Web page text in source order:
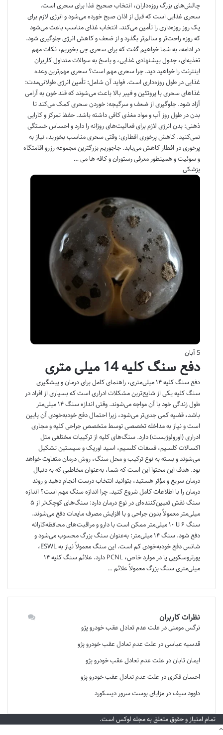
چالش‌های بزرگ روزه‌داران، انتخاب صحیح غذا برای سحری است.
سحری غذایی است که قبل از اذان صبح خورده می‌شود و انرژی لازم برای
یک روز روزه‌داری را تأمین می‌کند. انتخاب غذای مناسب باعث می‌شود
که روزه راحت‌تر و سالم‌تر بگذرد و از ضعف و کاهش انرژی جلوگیری شود.
در ادامه، به شما خواهیم گفت که برای سحری چی بخوریم، نکات مهم
تغذیه‌ای، جدول پیشنهادی غذایی، و پاسخ به سوالات متداول کاربران
اینترنت را خواهید دید. چرا سحری مهم است؟ سحری مهم‌ترین وعده
غذایی در طول روزه‌داری است. فواید آن شامل: تأمین انرژی طولانی‌مدت:
غذاهای سحری با پروتئین و فیبر بالا باعث می‌شوند که قند خون به آرامی
آزاد شود. جلوگیری از ضعف و سرگیجه: خوردن سحری کمک می‌کند تا
بدن در طول روز آب و مواد مغذی کافی داشته باشد. حفظ تمرکز و کارایی
ذهنی: بدن انرژی لازم برای فعالیت‌های روزانه را دارد و احساس خستگی
نمی‌کنید. کاهش پرخوری افطاری: وقتی سحری مناسب بخورید، نیاز به
پرخوری در افطار کاهش می‌یابد. جاجوریم بزرگترین مجموعه رزرو اقامتگاه
و سوئیت و همینطور معرفی رستوران و کافه ها می …
پزشکی
5 آبان
دفع سنگ کلیه 14 میلی متری
دفع سنگ کلیه ۱۴ میلی‌متری، راهنمای کامل برای درمان و پیشگیری
سنگ کلیه یکی از شایع‌ترین مشکلات ادراری است که بسیاری از افراد در
طول زندگی خود با آن مواجه می‌شوند. وقتی اندازه سنگ ۱۴ میلی‌متر
باشد، قضیه کمی جدی‌تر می‌شود، زیرا احتمال دفع خودبه‌خودی آن پایین
است و نیاز به مداخله تخصصی توسط متخصص جراحی کلیه و مجاری
ادراری (اورولوژیست) دارد. سنگ‌های کلیه از ترکیبات مختلفی مثل
اکسالات کلسیم، فسفات کلسیم، اسید اوریک و سیستین تشکیل
می‌شوند و بسته به نوع ترکیب و محل سنگ، روش درمان متفاوت خواهد
بود. هدف این محتوا این است که شما، به‌عنوان مخاطبی که به دنبال
درمان سریع و مؤثر هستید، بتوانید انتخاب درست انجام دهید و روند
درمان را با اطلاعات کامل شروع کنید. چرا اندازه سنگ مهم است؟ اندازه
سنگ نقش تعیین‌کننده‌ای در نوع درمان دارد: سنگ‌های کوچک‌تر از ۵
میلی‌متر معمولاً بدون جراحی و با افزایش مصرف مایعات دفع می‌شوند.
سنگ ۶ تا ۱۰ میلی‌متر ممکن است با دارو و مراقبت‌های محافظه‌کارانه
دفع شود. سنگ ۱۴ میلی‌متر: به‌عنوان سنگ بزرگ محسوب می‌شود و
شانس دفع خودبه‌خودی کم است. این سنگ معمولاً نیاز به ESWL،
یورتروسکوپی یا در موارد خاص، PCNL دارد. علائم سنگ کلیه ۱۴
میلی‌متری سنگ بزرگ معمولاً علائم …
نظرات کاربران
نرگس مومنیدر علت عدم تعادل عقب خودرو پژو
قدسیه عباسیدر علت عدم تعادل عقب خودرو پژو
ایمان تاباندر علت عدم تعادل عقب خودرو پژو
احسان فکریدر علت عدم تعادل عقب خودرو پژو
داوود سیفدر مزایای بوست سرور دیسکورد
تمام امتیاز و حقوق متعلق به مجله لوکس است.